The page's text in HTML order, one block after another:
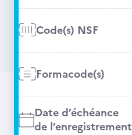
Code(s) NSF
Formacode(s)
Date d’échéance
de l’enregistrement